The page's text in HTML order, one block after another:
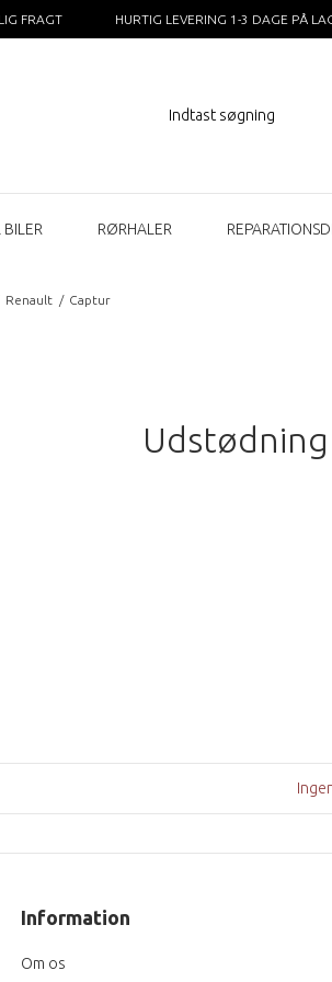
FRAGT HURTIG LEVERING 1-3 DAGE PÅ
RØRHALER
Renault / Captur
Information
Om os